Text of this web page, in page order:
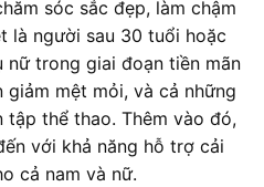
sóc sắc đẹp, làm chậm
là người sau 30 tuổi hoặc
nữ trong giai đoạn tiền mãn
mệt mỏi, và cả những
tập thể thao. Thêm vào đó,
với khả năng hỗ trợ cải
cả nam và nữ.